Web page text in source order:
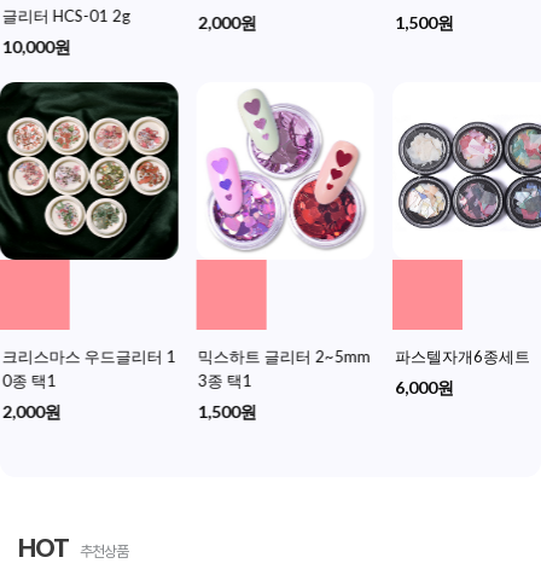
글리터 HCS-01 2g
10,000원
2,000원 1,500원
크리스마스 우드글리터 1
0종 택1
2,000원
믹스하트 글리터 2~5mm
3종 택1
1,500원
파스텔자개6종세트
6,000원
HOT 추천상품